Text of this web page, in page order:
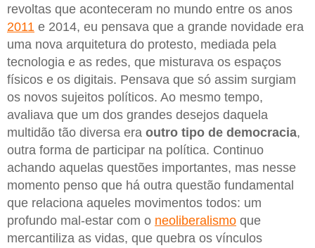
revoltas que aconteceram no mundo entre os anos
2011 e 2014, eu pensava que a grande novidade era
uma nova arquitetura do protesto, mediada pela
tecnologia e as redes, que misturava os espaços
físicos e os digitais. Pensava que só assim surgiam
os novos sujeitos políticos. Ao mesmo tempo,
avaliava que um dos grandes desejos daquela
multidão tão diversa era outro tipo de democracia,
outra forma de participar na política. Continuo
achando aquelas questões importantes, mas nesse
momento penso que há outra questão fundamental
que relaciona aqueles movimentos todos: um
profundo mal-estar com o neoliberalismo que
mercantiliza as vidas, que quebra os vínculos